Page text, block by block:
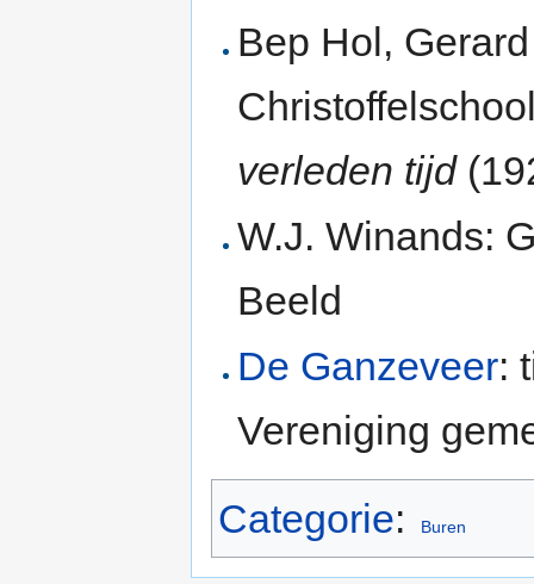
Bep Hol,
verleden tijd
W.J. Winands:
Beeld
De Ganzeveer:
Vereniging
Categorie: Buren